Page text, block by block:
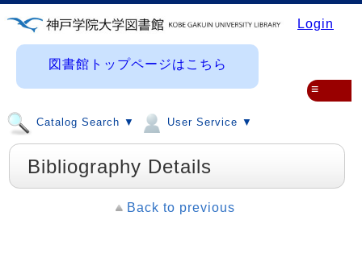
Login
図書館トップページはこちら
Catalog Search ▼ User Service ▼
≡
Bibliography Details
Back to previous